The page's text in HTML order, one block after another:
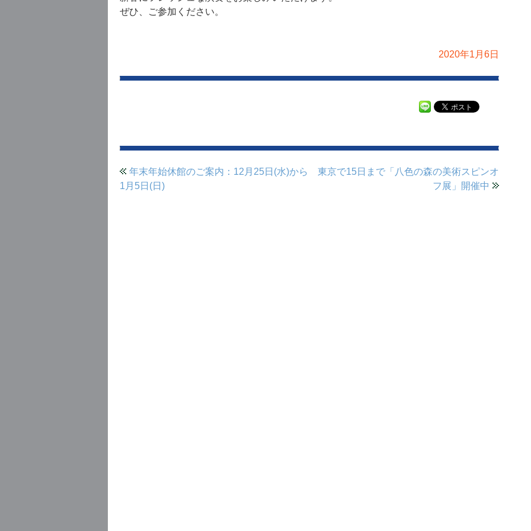
プ
ぜひ、ご参加ください。
2020年1月6日
年末年始休館のご案内：12月25日(水)から
1月5日(日)
東京で15日まで「八色の森の美術スピンオ
フ展」開催中